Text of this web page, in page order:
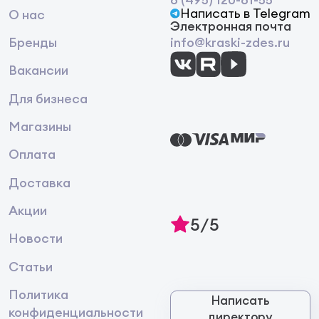
О нас
Бренды
Вакансии
Для бизнеса
Магазины
Оплата
Доставка
Акции
Новости
Статьи
Политика
конфиденциальности
Написать в Telegram
Электронная почта
info@kraski-zdes.ru
5/5
Написать